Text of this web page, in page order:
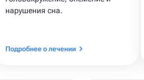
нарушения сна.
Подробнее о лечении